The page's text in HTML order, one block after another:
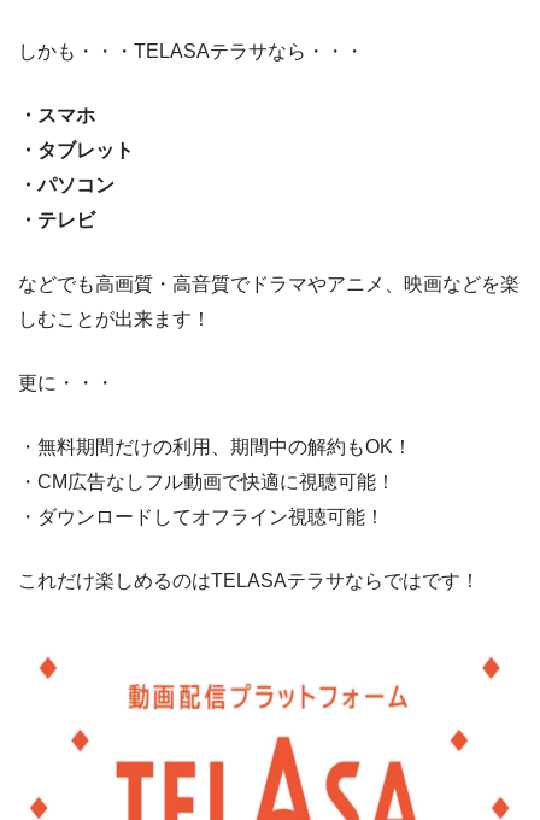
しかも・・・TELASAテラサなら・・・
・スマホ
・タブレット
・パソコン
・テレビ
などでも高画質・高音質でドラマやアニメ、映画などを楽
しむことが出来ます！
更に・・・
・無料期間だけの利用、期間中の解約もOK！
・CM広告なしフル動画で快適に視聴可能！
・ダウンロードしてオフライン視聴可能！
これだけ楽しめるのはTELASAテラサならではです！